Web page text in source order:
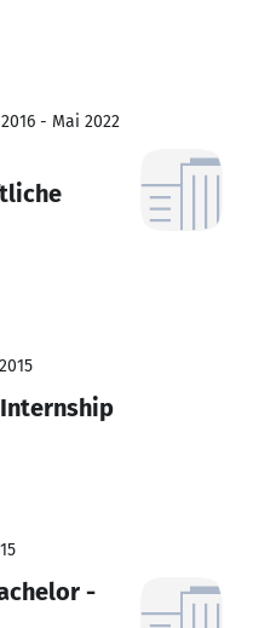
- Mai 2022
-